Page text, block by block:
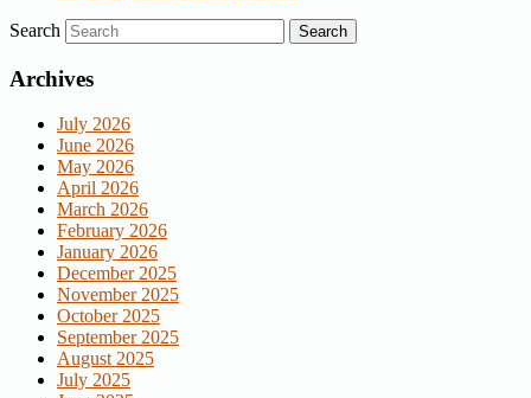
Search
Archives
July 2026
June 2026
May 2026
April 2026
March 2026
February 2026
January 2026
December 2025
November 2025
October 2025
September 2025
August 2025
July 2025